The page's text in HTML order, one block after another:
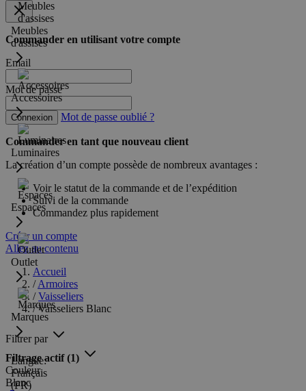
Meubles
d'assises
Accessoires
Luminaires
Espaces
Outlet
Marques
Langue:
Français
(FR)
Commander en utilisant votre compte
Email
Mot de passe
Connexion Mot de passe oublié ?
Commander en tant que nouveau client
La création d’un compte possède de nombreux avantages :
Voir le statut de la commande et de l’expédition
Suivi de la commande
Commandez plus rapidement
Créer un compte
Allez au contenu
Accueil
/ Armoires
/ Vaisseliers
/ Vaisseliers Blanc
Filtrer par
Filtrage actif(1)
Couleur
Blanc